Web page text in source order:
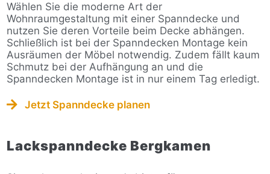
Wählen Sie die moderne Art der
Wohnraumgestaltung mit einer Spanndecke und
nutzen Sie deren Vorteile beim Decke abhängen.
Schließlich ist bei der Spanndecken Montage kein
Ausräumen der Möbel notwendig. Zudem fällt kaum
Schmutz bei der Aufhängung an und die
Spanndecken Montage ist in nur einem Tag erledigt.
Jetzt Spanndecke planen
Lackspanndecke Bergkamen